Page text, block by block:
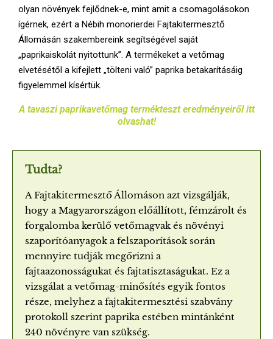
U
olyan növények fejlődnek-e, mint amit a csomagolásokon
ígérnek, ezért a Nébih monorierdei Fajtakitermesztő
Állomásán szakembereink segítségével saját
„paprikaiskolát nyitottunk”. A termékeket a vetőmag
elvetésétől a kifejlett „tölteni való” paprika betakarításáig
figyelemmel kísértük.
A tavaszi paprikavetőmag termékteszt eredményeiről itt
olvashat!
Tudta?
A Fajtakitermesztő Állomáson azt vizsgálják,
hogy a Magyarországon előállított, fémzárolt és
forgalomba kerülő vetőmagvak és növényi
szaporítóanyagok a felszaporítások során
mennyire tudják megőrizni a
fajtaazonosságukat és fajtatisztaságukat. Ez a
vizsgálat a vetőmag-minősítés egyik fontos
része, melyhez a fajtakitermesztési szabvány
protokoll szerint paprika estében mintánként
240 növényre van szükség.